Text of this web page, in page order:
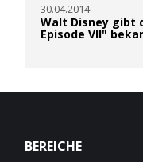
30.04.2014
Walt Disney gibt
Episode VII"
BEREICHE